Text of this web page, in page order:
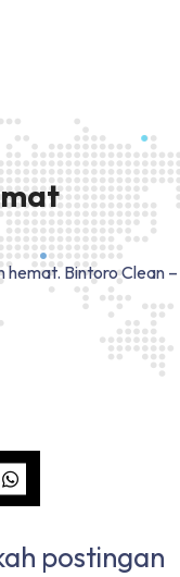
hemat.Bintoro Clean –
postingan